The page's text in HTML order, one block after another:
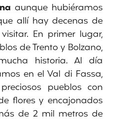
aunque hubiéramos
allí hay decenas de
En primer lugar,
de Trento y Bolzano,
historia. Al día
en el Val di Fassa,
pueblos con
flores y encajonados
de 2 mil metros de